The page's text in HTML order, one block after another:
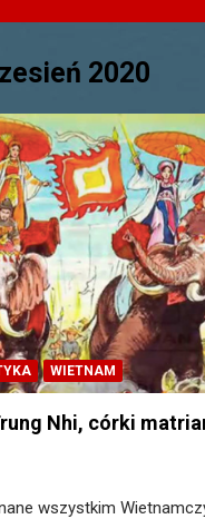
2020
WIETNAM
Nhi, córki
wszystkim